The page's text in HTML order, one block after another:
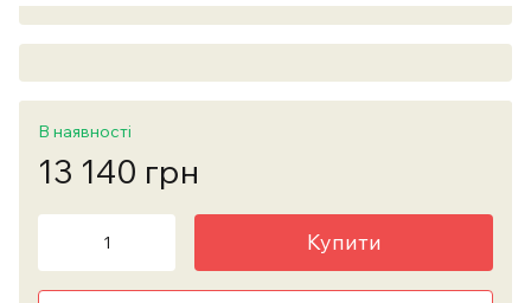
В наявності
13 140 грн
Купити